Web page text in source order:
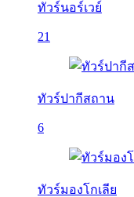
ทัวร์นอร์เวย์
21
ทัวร์ปากีสถาน
6
ทัวร์มองโกเลีย